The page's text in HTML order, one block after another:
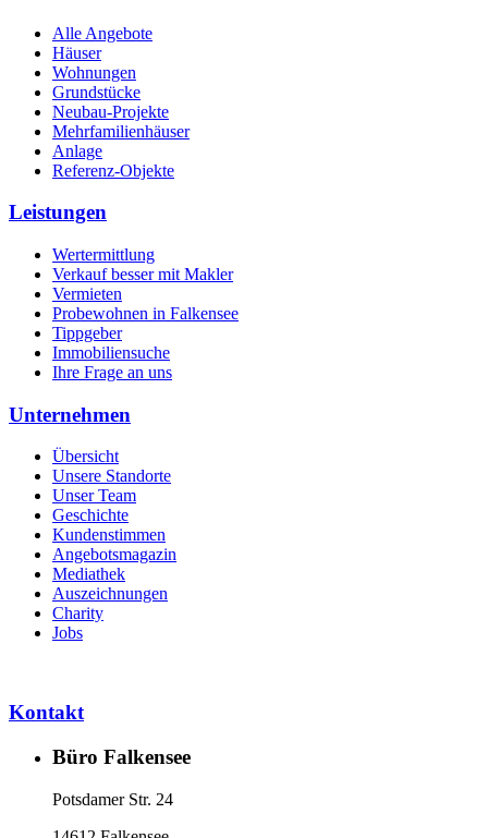
Alle Angebote
Häuser
Wohnungen
Grundstücke
Neubau-Projekte
Mehrfamilienhäuser
Anlage
Referenz-Objekte
Leistungen
Wertermittlung
Verkauf besser mit Makler
Vermieten
Probewohnen in Falkensee
Tippgeber
Immobiliensuche
Ihre Frage an uns
Unternehmen
Übersicht
Unsere Standorte
Unser Team
Geschichte
Kundenstimmen
Angebotsmagazin
Mediathek
Auszeichnungen
Charity
Jobs
Kontakt
Büro Falkensee
Potsdamer Str. 24